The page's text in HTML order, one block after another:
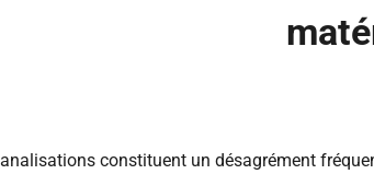
constituent un désagrément